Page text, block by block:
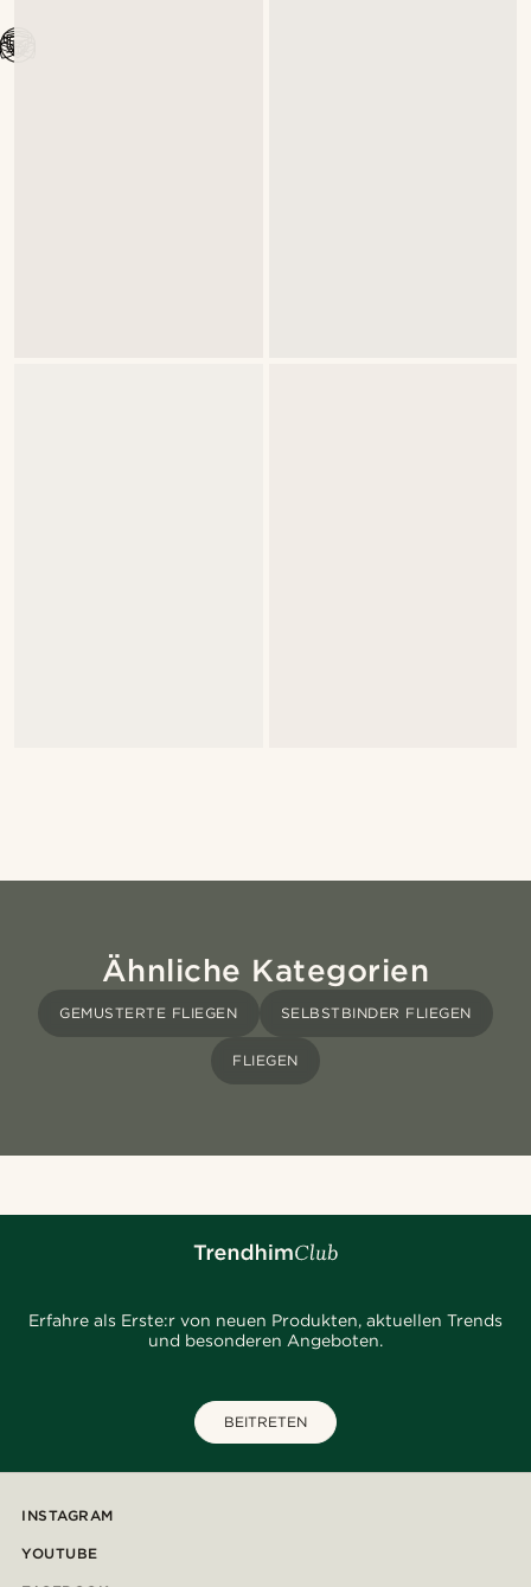
Ähnliche Kategorien
GEMUSTERTE FLIEGEN SELBSTBINDER FLIEGEN
FLIEGEN
Erfahre als Erste:r von neuen Produkten, aktuellen Trends
und besonderen Angeboten.
BEITRETEN
INSTAGRAM
YOUTUBE